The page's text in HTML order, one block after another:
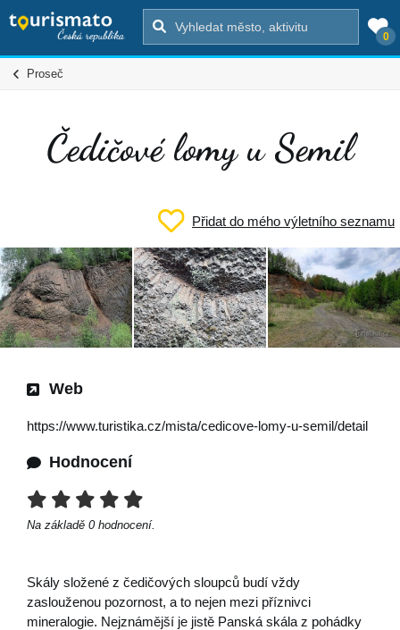
0
Proseč
Čedičové lomy u Semil
Přidat do mého výletního seznamu
Web
https://www.turistika.cz/mista/cedicove-lomy-u-semil/detail
Hodnocení
Na základě 0 hodnocení.
Skály složené z čedičových sloupců budí vždy
zaslouženou pozornost, a to nejen mezi příznivci
mineralogie. Nejznámější je jistě Panská skála z pohádky